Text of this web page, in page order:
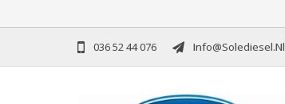
036 52 44 076 Info@solediesel.nl